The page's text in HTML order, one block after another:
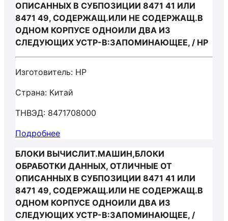
ОПИСАННЫХ В СУБПОЗИЦИИ 8471 41 ИЛИ
8471 49, СОДЕРЖАЩ.ИЛИ НЕ СОДЕРЖАЩ.В
ОДНОМ КОРПУСЕ ОДНОИЛИ ДВА ИЗ
СЛЕДУЮЩИХ УСТР-В:ЗАПОМИНАЮЩЕЕ, / HP
Изготовитель: HP
Страна: Китай
ТНВЭД: 8471708000
Подробнее
БЛОКИ ВЫЧИСЛИТ.МАШИН,БЛОКИ
ОБРАБОТКИ ДАННЫХ, ОТЛИЧНЫЕ ОТ
ОПИСАННЫХ В СУБПОЗИЦИИ 8471 41 ИЛИ
8471 49, СОДЕРЖАЩ.ИЛИ НЕ СОДЕРЖАЩ.В
ОДНОМ КОРПУСЕ ОДНОИЛИ ДВА ИЗ
СЛЕДУЮЩИХ УСТР-В:ЗАПОМИНАЮЩЕЕ, /